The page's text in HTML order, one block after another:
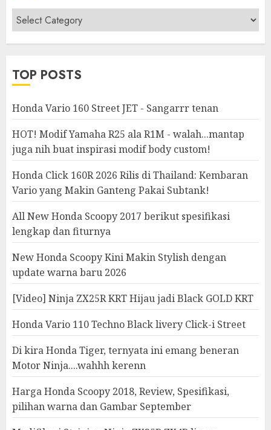
Berita
&
Modifikasi
TOP POSTS
Honda Vario 160 Street JET - Sangarrr tenan
HOT! Modif Yamaha R25 ala R1M - walah...mantap
juga nih buat inspirasi modif body custom!
Honda Click 160R 2026 Rilis di Thailand: Kembaran
Vario yang Makin Ganteng Pakai Subtank!
All New Honda Scoopy 2017 berikut spesifikasi
lengkap dan fiturnya
New Honda Scoopy Kini Makin Stylish dengan
update warna baru 2026
[Video] Ninja ZX25R KRT Hijau jadi Black GOLD KRT
Honda Vario 110 Techno Black livery Click-i Street
Di kira Honda Tiger, ternyata ini emang beneran
Motor Ninja....wahhh kerenn
Harga Honda Scoopy 2018, Review, Spesifikasi,
pilihan warna dan Gambar September